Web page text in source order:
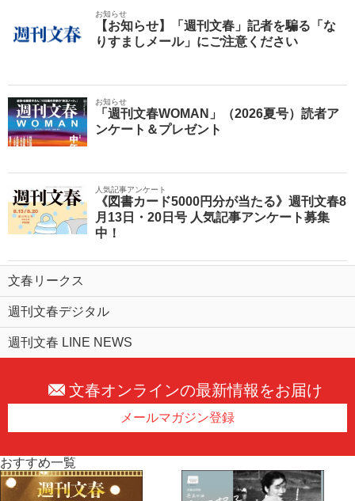
お知らせ
【お知らせ】「週刊文春」記者を騙る「な
りすましメール」にご注意ください
お知らせ
「週刊文春WOMAN」（2026夏号）読者ア
ンケート＆プレゼント
人気記事アンケート
《図書カード5000円分が当たる》週刊文春8
月13日・20日号 人気記事アンケート募集
中！
文春リークス
週刊文春デジタル
週刊文春 LINE NEWS
文春オンラインの最新情報をお届け
メールマガジン登録
おすすめ一覧